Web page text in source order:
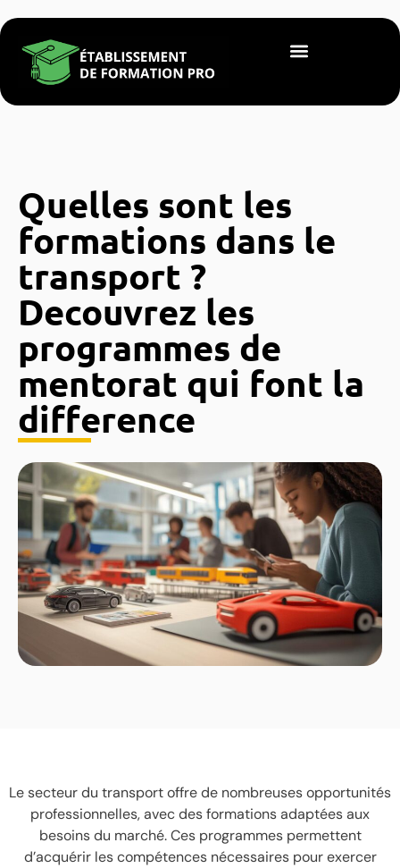
Quelles sont les
formations dans le
transport ?
Decouvrez les
programmes de
mentorat qui font la
difference
Le secteur du transport offre de nombreuses opportunités
professionnelles, avec des formations adaptées aux
besoins du marché. Ces programmes permettent
d’acquérir les compétences nécessaires pour exercer